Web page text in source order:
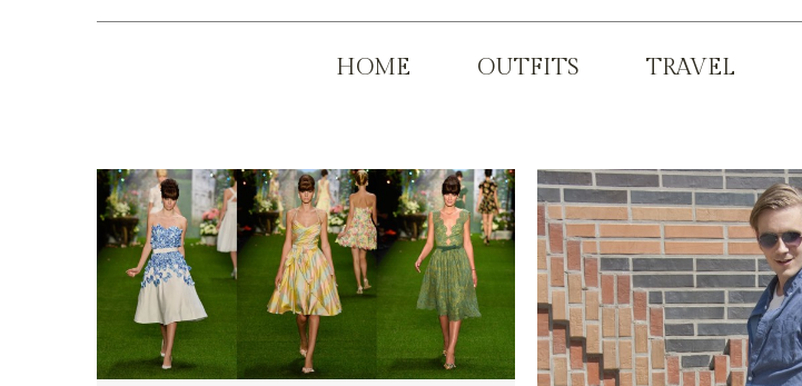
HOME OUTFITS TRAVEL